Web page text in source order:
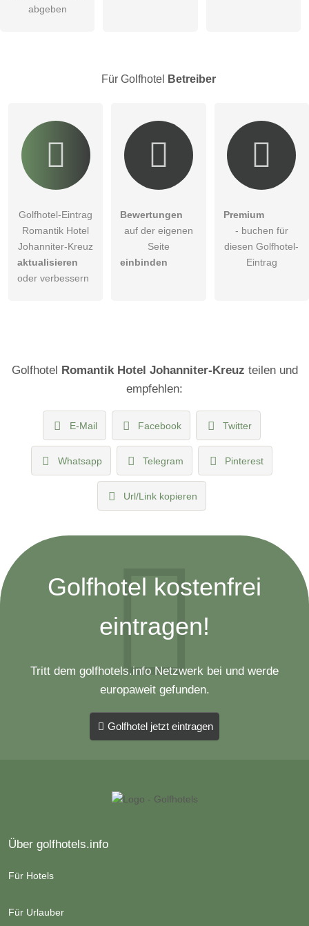
Golfhotel-Eintrag zu stellen.
abgeben
Für Golfhotel Betreiber
Golfhotel-Eintrag
Romantik Hotel
Johanniter-Kreuz
aktualisieren
oder verbessern
Bewertungen
auf der eigenen
Seite
einbinden
Premium
- buchen für
diesen Golfhotel-
Eintrag
Golfhotel Romantik Hotel Johanniter-Kreuz teilen und
empfehlen:
E-Mail Facebook Twitter
Whatsapp Telegram Pinterest
Url/Link kopieren
Golfhotel kostenfrei
eintragen!
Tritt dem golfhotels.info Netzwerk bei und werde
europaweit gefunden.
Golfhotel jetzt eintragen
Über golfhotels.info
Für Hotels
Für Urlauber